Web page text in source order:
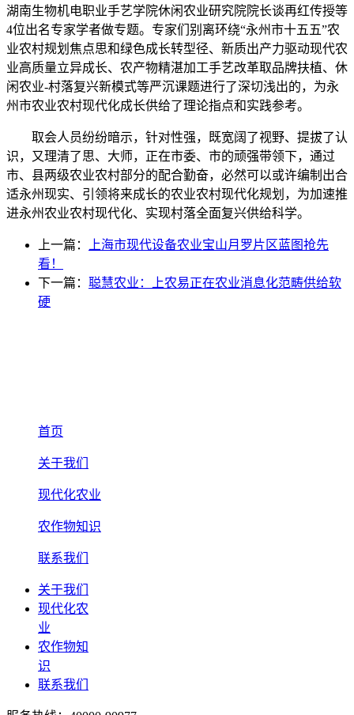
湖南生物机电职业手艺学院休闲农业研究院院长谈再红传授等
4位出名专家学者做专题。专家们别离环绕“永州市十五五”农
业农村规划焦点思和绿色成长转型径、新质出产力驱动现代农
业高质量立异成长、农产物精湛加工手艺改革取品牌扶植、休
闲农业-村落复兴新模式等严沉课题进行了深切浅出的，为永
州市农业农村现代化成长供给了理论指点和实践参考。
取会人员纷纷暗示，针对性强，既宽阔了视野、提拔了认
识，又理清了思、大师，正在市委、市的顽强带领下，通过
市、县两级农业农村部分的配合勤奋，必然可以或许编制出合
适永州现实、引领将来成长的农业农村现代化规划，为加速推
进永州农业农村现代化、实现村落全面复兴供给科学。
上一篇： 上海市现代设备农业宝山月罗片区蓝图抢先
看！
下一篇： 聪慧农业：上农易正在农业消息化范畴供给软
硬
首页
关于我们
现代化农业
农作物知识
联系我们
关于我们
现代化农
业
农作物知
识
联系我们